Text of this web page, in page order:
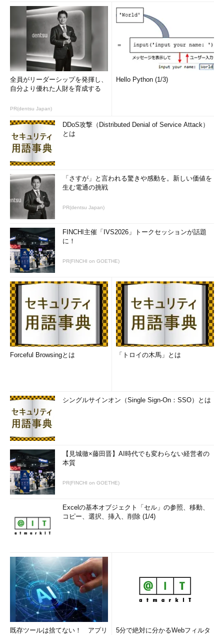
全員がリーダーシップを発揮し、
自分より優れた人財を育成する
PR(dentsu Japan)
Hello Python (1/3)
DDoS攻撃（Distributed Denial of Service Attack）
とは
「さすが」と言われる驚きや感動を。新しい価値を
生む電通の挑戦
PR(dentsu Japan)
FINCHI主催「IVS2026」トークセッションが話題
に！
PR(FINCHI on GOETHE)
Forceful Browsingとは 「トロイの木馬」とは
シングルサインオン（Single Sign-On：SSO）とは
【見城徹×藤田晋】AI時代でも変わらない経営者の
本質
PR(FINCHI on GOETHE)
Excelの基本オブジェクト「セル」の参照、移動、
コピー、選択、挿入、削除 (1/4)
既存ツールは捨てない！ アプリ
5分で絶対に分かるWebフィルタ